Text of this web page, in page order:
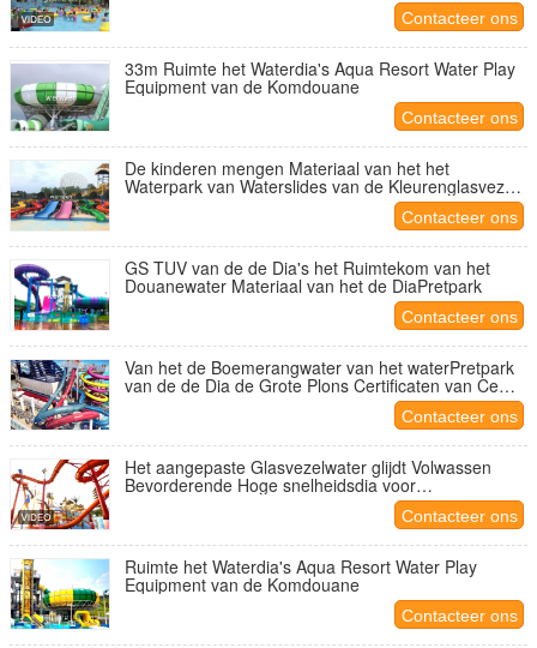
Contacteer ons
33m Ruimte het Waterdia's Aqua Resort Water Play
Equipment van de Komdouane
Contacteer ons
De kinderen mengen Materiaal van het het
Waterpark van Waterslides van de Kleurenglasvezel
Contacteer ons
GS TUV van de de Dia's het Ruimtekom van het
Douanewater Materiaal van het de DiaPretpark
Contacteer ons
Van het de Boemerangwater van het waterPretpark
van de de Dia de Grote Plons Certificaten van Ce
Contacteer ons
Het aangepaste Glasvezelwater glijdt Volwassen
Bevorderende Hoge snelheidsdia voor
Contacteer ons
Ruimte het Waterdia's Aqua Resort Water Play
Equipment van de Komdouane
Contacteer ons